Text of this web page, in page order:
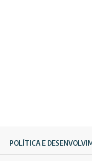
POLÍTICA E